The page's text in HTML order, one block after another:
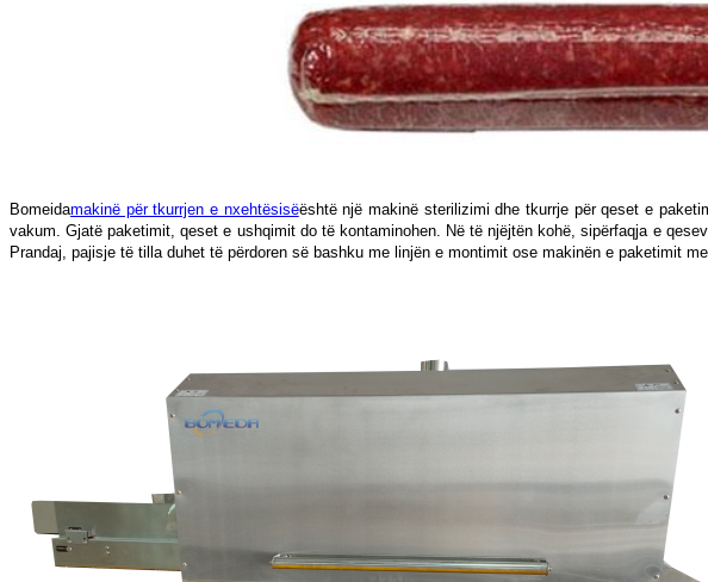
Bomeidamakinë për tkurrjen e nxehtësisëështë një makinë sterilizimi dhe tkurrje për qeset e
vakum. Gjatë paketimit, qeset e ushqimit do të kontaminohen. Në të njëjtën kohë, sipërfaqja e
Prandaj, pajisje të tilla duhet të përdoren së bashku me linjën e montimit ose makinën e paketimit